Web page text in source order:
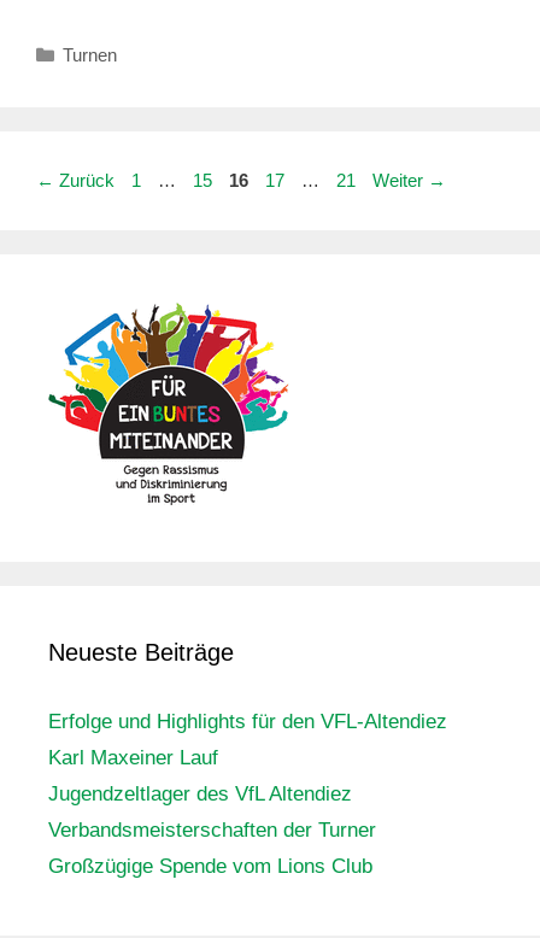
Kategorien
Turnen
← Zurück Seite
1 … Seite
15 Seite
16 Seite
17 … Seite
21 Weiter →
Neueste Beiträge
Erfolge und Highlights für den VFL-Altendiez
Karl Maxeiner Lauf
Jugendzeltlager des VfL Altendiez
Verbandsmeisterschaften der Turner
Großzügige Spende vom Lions Club